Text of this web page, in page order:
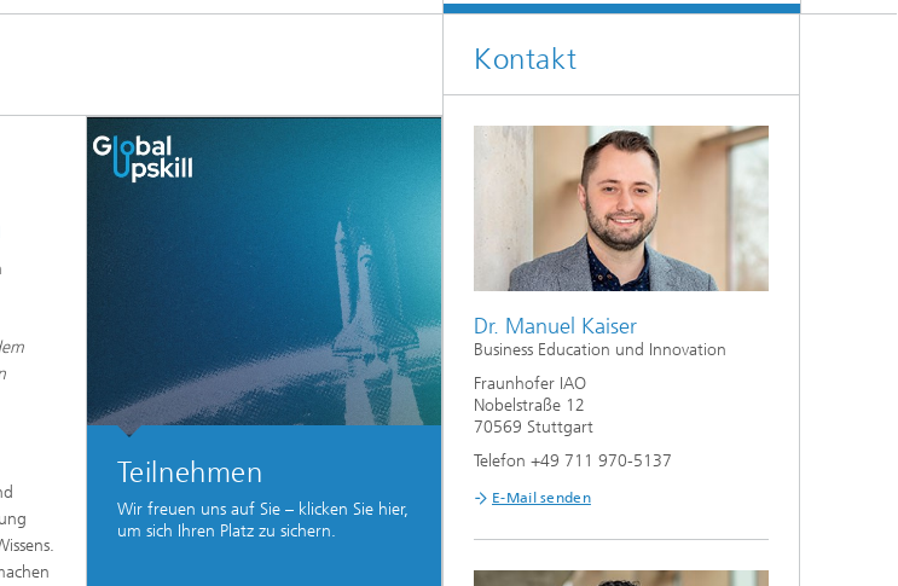
Teilnehmen
Wir freuen uns auf Sie – klicken Sie hier,
um sich Ihren Platz zu sichern.
Kontakt
Dr. Manuel Kaiser
Business Education und Innovation
Fraunhofer IAO
Nobelstraße 12
70569 Stuttgart
Telefon +49 711 970-5137
E-Mail senden